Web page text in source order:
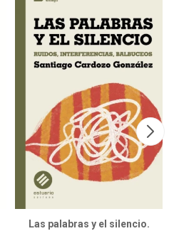
Las palabras y el silencio.